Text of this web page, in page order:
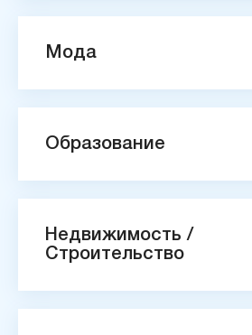
Мода
Образование
Недвижимость /
Строительство